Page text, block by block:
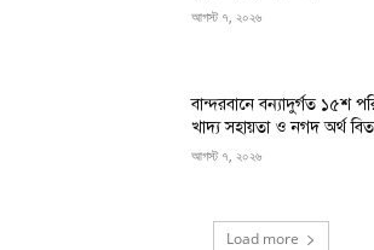
আগস্ট ৭, ২০২৬
বান্দরবানে বন্যাদুর্গত ১৫শ
খাদ্য সহায়তা ও নগদ অর্থ
আগস্ট ৭, ২০২৬
Load more